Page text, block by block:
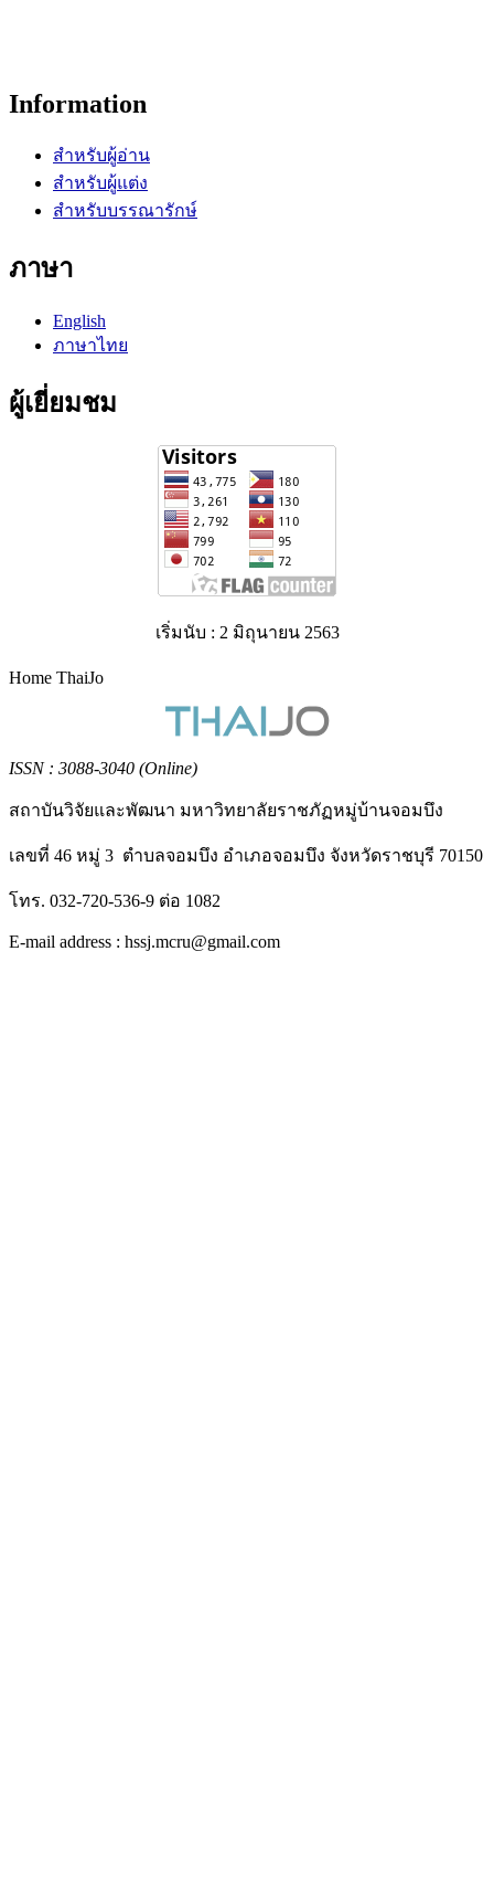
Information
สำหรับผู้อ่าน
สำหรับผู้แต่ง
สำหรับบรรณารักษ์
ภาษา
English
ภาษาไทย
ผู้เยี่ยมชม
เริ่มนับ : 2 มิถุนายน 2563
Home ThaiJo
ISSN : 3088-3040 (Online)
สถาบันวิจัยและพัฒนา มหาวิทยาลัยราชภัฏหมู่บ้านจอมบึง
เลขที่ 46 หมู่ 3 ตำบลจอมบึง อำเภอจอมบึง จังหวัดราชบุรี 70150
โทร. 032-720-536-9 ต่อ 1082
E-mail address : hssj.mcru@gmail.com